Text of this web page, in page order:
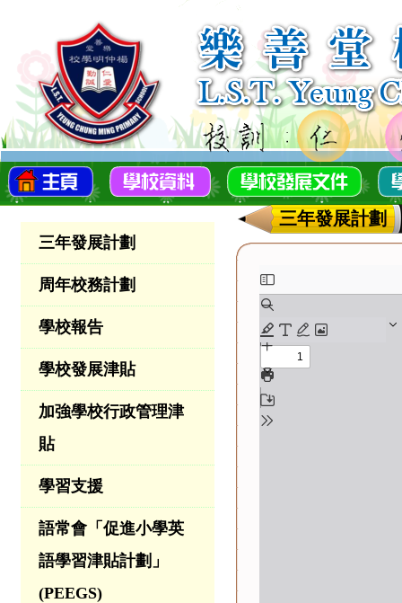
三年發展計劃
周年校務計劃
學校報告
學校發展津貼
加強學校行政管理津
貼
學習支援
語常會「促進小學英
語學習津貼計劃」
(PEEGS)
三年發展計劃